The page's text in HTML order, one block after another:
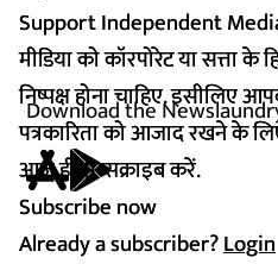
Support Independent
मीडिया को कॉरपोरेट या सत्ता
निष्पक्ष होना चाहिए. इसीलिए
पत्रकारिता को आजाद रखने के
आज ही सब्सक्राइब करें.
Subscribe now
Already a subscriber?Login
Support Independent
मीडिया को कॉरपोरेट या सत्ता
निष्पक्ष होना चाहिए. इसीलिए
पत्रकारिता को आजाद रखने के
आज ही सब्सक्राइब करें.
Subscribe now
Already a subscriber?Login
Download the